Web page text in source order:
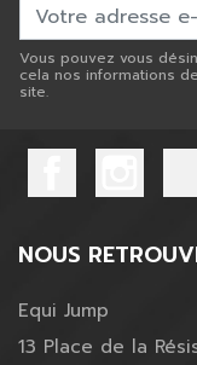
Vous pouvez vous
cela nos informations
site.
NOUS
Equi Jump
13 Place de la